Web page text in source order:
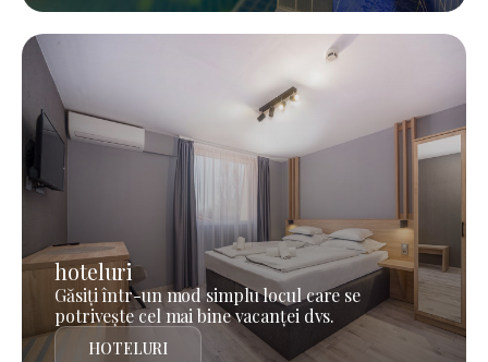
hoteluri
Găsiți într-un mod simplu locul care se
potrivește cel mai bine vacanței dvs.
HOTELURI